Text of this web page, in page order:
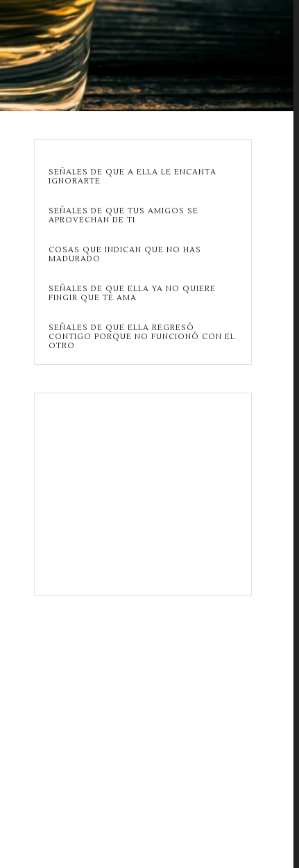
SEÑALES DE QUE A ELLA LE ENCANTA
IGNORARTE
SEÑALES DE QUE TUS AMIGOS SE
APROVECHAN DE TI
COSAS QUE INDICAN QUE NO HAS
MADURADO
SEÑALES DE QUE ELLA YA NO QUIERE
FINGIR QUE TE AMA
SEÑALES DE QUE ELLA REGRESÓ
CONTIGO PORQUE NO FUNCIONÓ CON EL
OTRO